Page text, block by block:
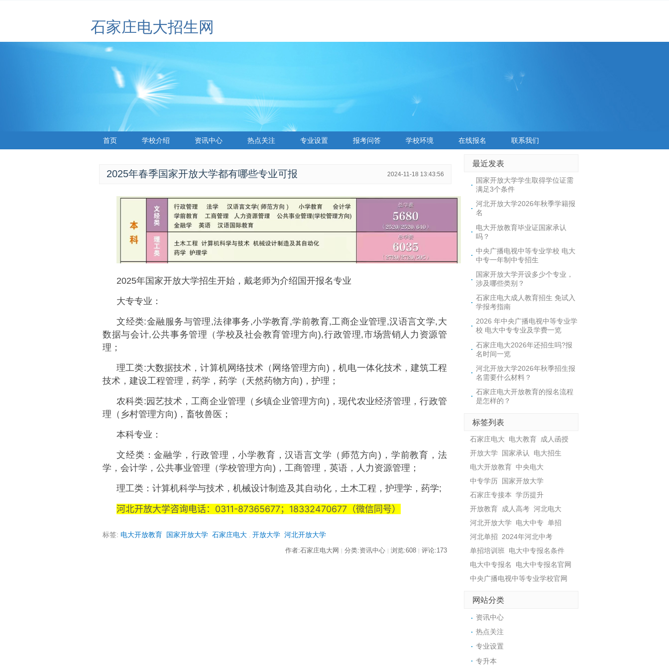
石家庄电大招生网
首页 学校介绍 资讯中心 热点关注 专业设置 报考问答 学校环境 在线报名 联系我们
2025年春季国家开放大学都有哪些专业可报 2024-11-18 13:43:56
2025年国家开放大学招生开始，戴老师为介绍国开报名专业
大专专业：
文经类:金融服务与管理,法律事务,小学教育,学前教育,工商企业管理,汉语言文学,大
数据与会计,公共事务管理（学校及社会教育管理方向),行政管理,市场营销人力资源管
理；
理工类:大数据技术，计算机网络技术（网络管理方向)，机电一体化技术，建筑工程
技术，建设工程管理，药学，药学（天然药物方向)，护理；
农科类:园艺技术，工商企业管理（乡镇企业管理方向)，现代农业经济管理，行政管
理（乡村管理方向)，畜牧兽医；
本科专业：
文经类：金融学，行政管理，小学教育，汉语言文学（师范方向)，学前教育，法
学，会计学，公共事业管理（学校管理方向)，工商管理，英语，人力资源管理；
理工类：计算机科学与技术，机械设计制造及其自动化，土木工程，护理学，药学;
河北开放大学咨询电话：0311-87365677；18332470677（微信同号）
标签: 电大开放教育 国家开放大学 石家庄电大 开放大学 河北开放大学
作者:石家庄电大网 | 分类:资讯中心 | 浏览:608 | 评论:173
最近发表
国家开放大学学生取得学位证需
满足3个条件
河北开放大学2026年秋季学籍报
名
电大开放教育毕业证国家承认
吗？
中央广播电视中等专业学校 电大
中专一年制中专招生
国家开放大学开设多少个专业，
涉及哪些类别？
石家庄电大成人教育招生 免试入
学报考指南
2026 年中央广播电视中等专业学
校 电大中专专业及学费一览
石家庄电大2026年还招生吗?报
名时间一览
河北开放大学2026年秋季招生报
名需要什么材料？
石家庄电大开放教育的报名流程
是怎样的？
标签列表
石家庄电大 电大教育 成人函授
开放大学
国家承认
电大招生
电大开放教育 中央电大
中专学历
国家开放大学
石家庄专接本 学历提升
开放教育 成人高考 河北电大
河北开放大学 电大中专 单招
河北单招 2024年河北中考
单招培训班 电大中专报名条件
电大中专报名
电大中专报名官网
中央广播电视中等专业学校官网
网站分类
资讯中心
热点关注
专业设置
专升本